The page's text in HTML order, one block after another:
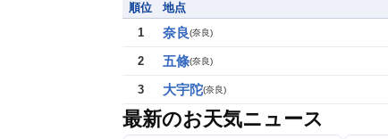
順位 地点
1
奈良(奈良)
2 五條(奈良)
3 大宇陀(奈良)
最新のお天気ニュース